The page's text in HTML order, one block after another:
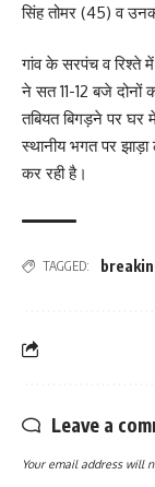
सिंह तोमर (45) व
गांव के सरपंच व रिश्ते
ने सत 11-12 बजे दोनों
तबियत बिगड़ने पर घर
स्थानीय भगत पर
कर रही है।
TAGGED:
Leave a
Your email address will